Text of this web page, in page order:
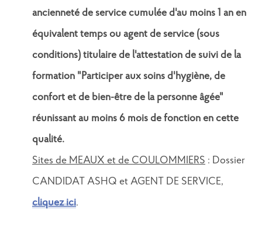
ancienneté de service cumulée d'au moins 1 an en
équivalent temps ou agent de service (sous
conditions) titulaire de l'attestation de suivi de la
formation "Participer aux soins d'hygiène, de
confort et de bien-être de la personne âgée"
réunissant au moins 6 mois de fonction en cette
qualité.
Sites de MEAUX et de COULOMMIERS : Dossier
CANDIDAT ASHQ et AGENT DE SERVICE,
cliquez ici.